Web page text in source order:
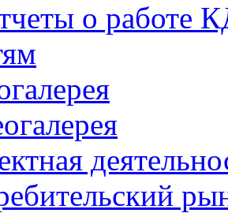
о работе